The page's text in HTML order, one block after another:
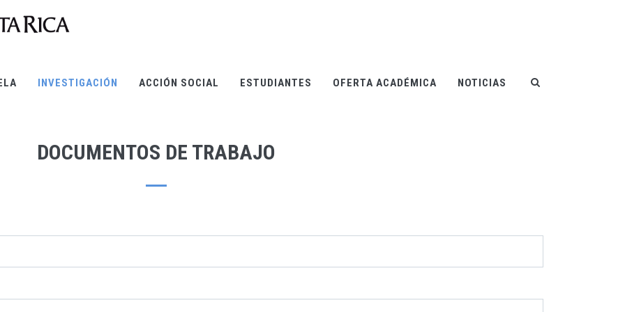
INVESTIGACIÓN ACCIÓN SOCIAL ESTUDIANTES OFERTA ACADÉMICA NOTICIAS
DOCUMENTOS DE TRABAJO